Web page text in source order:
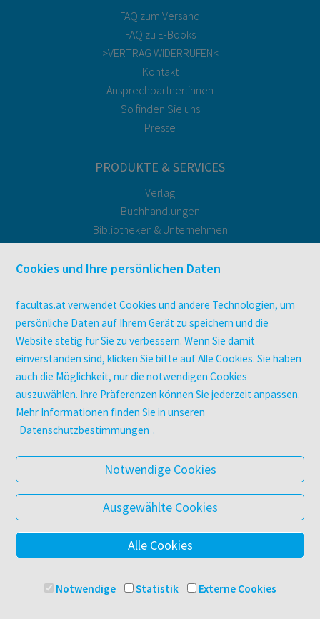
FAQ zum Versand
FAQ zu E-Books
>VERTRAG WIDERRUFEN<
Kontakt
Ansprechpartner:innen
So finden Sie uns
Presse
PRODUKTE & SERVICES
Verlag
Buchhandlungen
Bibliotheken & Unternehmen
Druckerei facultas druckt.
Zeitschriften
Digitale Angebote
UNTERNEHMEN
Über facultas
facultas Kooperationen
Arbeiten bei facultas
Datenschutz & Cookies
AGB
Barrierefreiheit
© 2025 Facultas Verlags- und Buchhandels AG
Cookies und Ihre persönlichen Daten
facultas.at verwendet Cookies und andere Technologien, um
persönliche Daten auf Ihrem Gerät zu speichern und die
Website stetig für Sie zu verbessern. Wenn Sie damit
einverstanden sind, klicken Sie bitte auf Alle Cookies. Sie haben
auch die Möglichkeit, nur die notwendigen Cookies
auszuwählen. Ihre Präferenzen können Sie jederzeit anpassen.
Mehr Informationen finden Sie in unseren
Datenschutzbestimmungen .
Notwendige Cookies
Ausgewählte Cookies
Alle Cookies
Notwendige Statistik Externe Cookies